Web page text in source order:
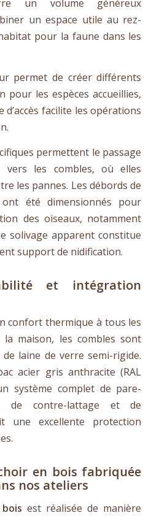
un volume généreux
un espace utile au rez-
pour la faune dans les
permet de créer différents
pour les espèces accueillies,
d’accès facilite les opérations
permettent le passage
vers les combles, où elles
les pannes. Les débords de
été dimensionnés pour
des oiseaux, notamment
solivage apparent constitue
support de nidification.
et intégration
confort thermique à tous les
maison, les combles sont
de laine de verre semi-rigide.
acier gris anthracite (RAL
système complet de pare-
de contre-lattage et de
une excellente protection
en bois fabriquée
nos ateliers
bois est réalisée de manière